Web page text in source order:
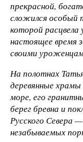
прекрасной,
сложился особый
которой расцвела
настоящее время
своими
На полотнах
деревянные
море, его
берег бревна и
Русского Севера
незабываемых